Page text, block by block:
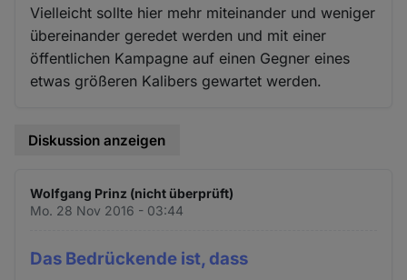
Vielleicht sollte hier mehr miteinander und weniger
übereinander geredet werden und mit einer
öffentlichen Kampagne auf einen Gegner eines
etwas größeren Kalibers gewartet werden.
Diskussion anzeigen
Wolfgang Prinz (nicht überprüft)
Mo. 28 Nov 2016 - 03:44
Das Bedrückende ist, dass